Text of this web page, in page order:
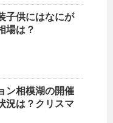
子供にはなにが
場は？
ン相模湖の開催
況は？クリスマ